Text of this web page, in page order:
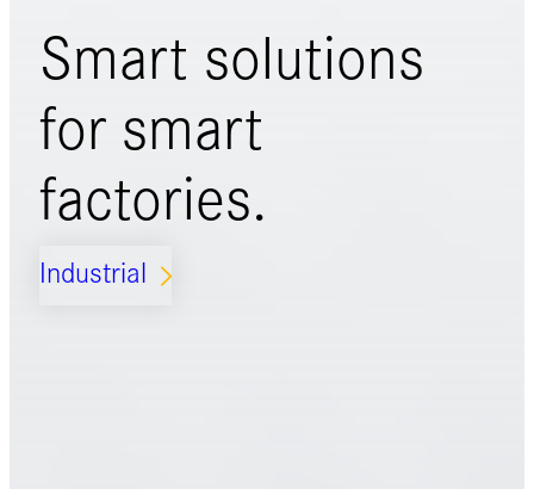
Smart solutions
for smart
factories.
Industrial ARROW_FORWARD_IOS